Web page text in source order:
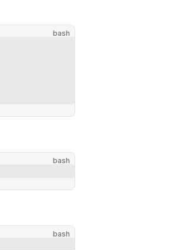
bash
bash
bash